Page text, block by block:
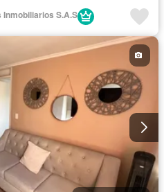
Inmobiliarios S.A.S